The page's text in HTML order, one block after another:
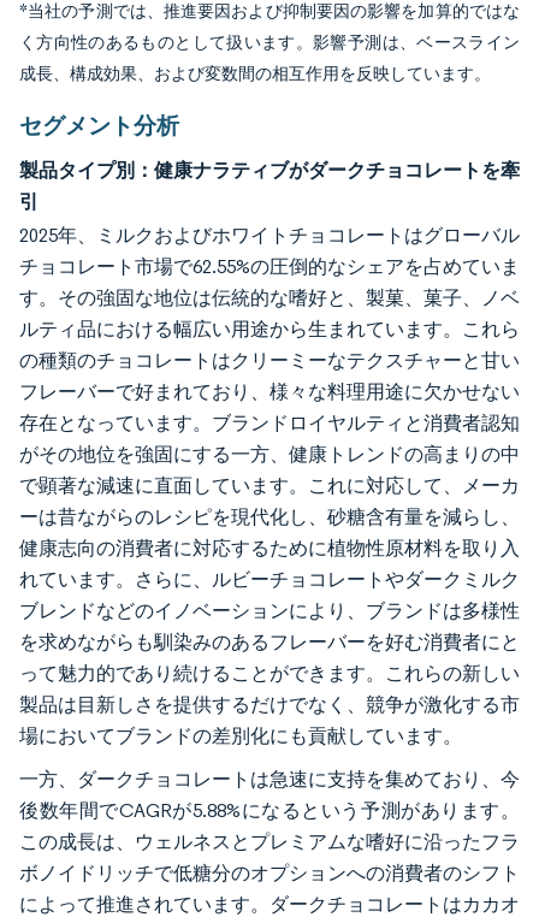
*当社の予測では、推進要因および抑制要因の影響を加算的ではな
く方向性のあるものとして扱います。影響予測は、ベースライン
成長、構成効果、および変数間の相互作用を反映しています。
セグメント分析
製品タイプ別：健康ナラティブがダークチョコレートを牽
引
2025年、ミルクおよびホワイトチョコレートはグローバル
チョコレート市場で62.55%の圧倒的なシェアを占めていま
す。その強固な地位は伝統的な嗜好と、製菓、菓子、ノベ
ルティ品における幅広い用途から生まれています。これら
の種類のチョコレートはクリーミーなテクスチャーと甘い
フレーバーで好まれており、様々な料理用途に欠かせない
存在となっています。ブランドロイヤルティと消費者認知
がその地位を強固にする一方、健康トレンドの高まりの中
で顕著な減速に直面しています。これに対応して、メーカ
ーは昔ながらのレシピを現代化し、砂糖含有量を減らし、
健康志向の消費者に対応するために植物性原材料を取り入
れています。さらに、ルビーチョコレートやダークミルク
ブレンドなどのイノベーションにより、ブランドは多様性
を求めながらも馴染みのあるフレーバーを好む消費者にと
って魅力的であり続けることができます。これらの新しい
製品は目新しさを提供するだけでなく、競争が激化する市
場においてブランドの差別化にも貢献しています。
一方、ダークチョコレートは急速に支持を集めており、今
後数年間でCAGRが5.88%になるという予測があります。
この成長は、ウェルネスとプレミアムな嗜好に沿ったフラ
ボノイドリッチで低糖分のオプションへの消費者のシフト
によって推進されています。ダークチョコレートはカカオ